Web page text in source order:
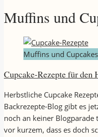
Muffins und
Muffins und Cupcakes
Cupcake-Rezepte für den
Herbstliche Cupcake
Backrezepte-Blog gibt es
noch an keiner
vor kurzem, dass es doch